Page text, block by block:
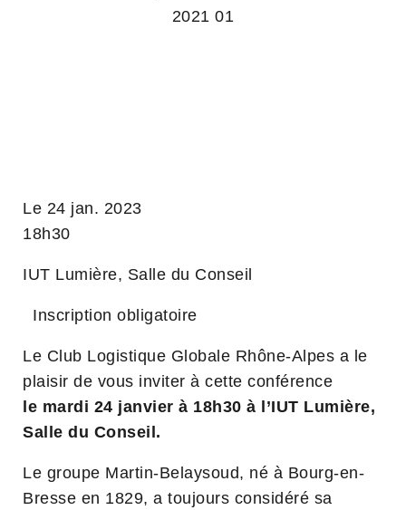
Le 24 jan. 2023
18h30
IUT Lumière, Salle du Conseil
Inscription obligatoire
Le Club Logistique Globale Rhône-Alpes a le
plaisir de vous inviter à cette conférence
le mardi 24 janvier à 18h30 à l’IUT Lumière,
Salle du Conseil.
Le groupe Martin-Belaysoud, né à Bourg-en-
Bresse en 1829, a toujours considéré sa